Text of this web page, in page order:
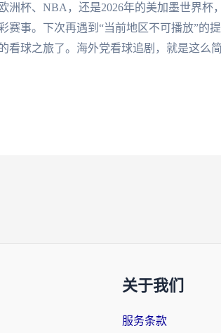
洲杯、NBA，还是2026年的美加墨世界杯
赛事。下次再遇到“当前地区不可播放”的
看球之旅了。海外党看球追剧，就是这么简
关于我们
服务条款